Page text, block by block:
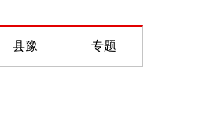
县豫 专题